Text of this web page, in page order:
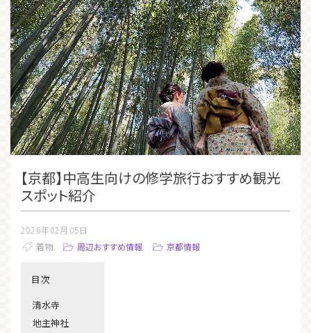
【京都】中高生向けの修学旅行おすすめ観光
スポット紹介
2026年02月05日
着物
周辺おすすめ情報 京都情報
目次
清水寺
地主神社